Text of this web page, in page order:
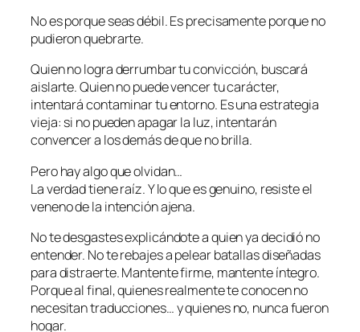
No es porque seas débil. Es precisamente porque no
pudieron quebrarte.
Quien no logra derrumbar tu convicción, buscará
aislarte. Quien no puede vencer tu carácter,
intentará contaminar tu entorno. Es una estrategia
vieja: si no pueden apagar la luz, intentarán
convencer a los demás de que no brilla.
Pero hay algo que olvidan…
La verdad tiene raíz. Y lo que es genuino, resiste el
veneno de la intención ajena.
No te desgastes explicándote a quien ya decidió no
entender. No te rebajes a pelear batallas diseñadas
para distraerte. Mantente firme, mantente íntegro.
Porque al final, quienes realmente te conocen no
necesitan traducciones… y quienes no, nunca fueron
hogar.